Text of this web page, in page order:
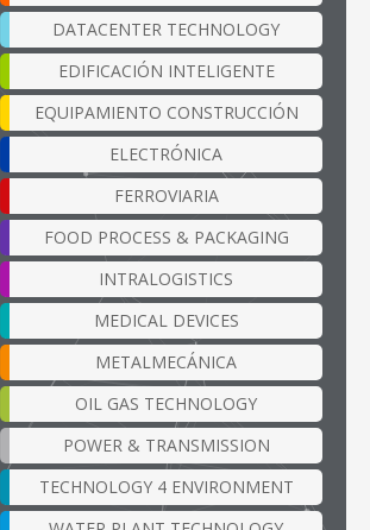
DATACENTER TECHNOLOGY
EDIFICACIÓN INTELIGENTE
EQUIPAMIENTO CONSTRUCCIÓN
ELECTRÓNICA
FERROVIARIA
FOOD PROCESS & PACKAGING
INTRALOGISTICS
MEDICAL DEVICES
METALMECÁNICA
OIL GAS TECHNOLOGY
POWER & TRANSMISSION
TECHNOLOGY 4 ENVIRONMENT